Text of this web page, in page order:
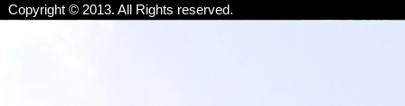
Copyright © 2013. All Rights reserved.